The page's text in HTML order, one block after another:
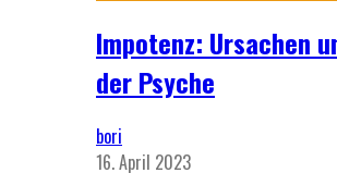
Impotenz: Ursachen
der Psyche
bori
16. April 2023